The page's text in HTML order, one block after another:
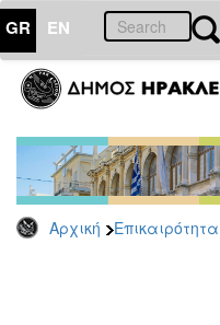
GR EN
Αρχική Επικαιρότητα
ΕΠΙΚΑΙΡΟΤΗΤΑ
Τύπου
Αρχείο
2026
2025